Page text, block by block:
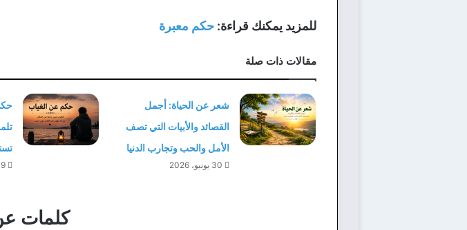
للمزيد يمكنك قراءة: حكم معبرة
مقالات ذات صلة
شعر عن الحياة: أجمل
القصائد والأبيات التي تصف
الأمل والحب وتجارب الدنيا
30 يونيو، 2026 19
كلمات